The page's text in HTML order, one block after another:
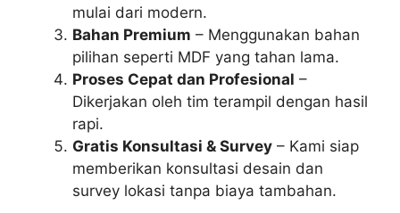
mulai dari modern.
Bahan Premium – Menggunakan bahan
pilihan seperti MDF yang tahan lama.
Proses Cepat dan Profesional –
Dikerjakan oleh tim terampil dengan hasil
rapi.
Gratis Konsultasi & Survey – Kami siap
memberikan konsultasi desain dan
survey lokasi tanpa biaya tambahan.